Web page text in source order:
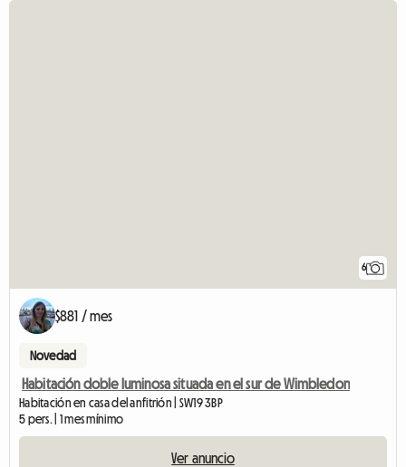
6
$881 / mes
Novedad
Habitación doble luminosa situada en el sur de Wimbledon
Habitación en casa del anfitrión | SW19 3BP
5 pers. | 1 mes mínimo
Ver anuncio